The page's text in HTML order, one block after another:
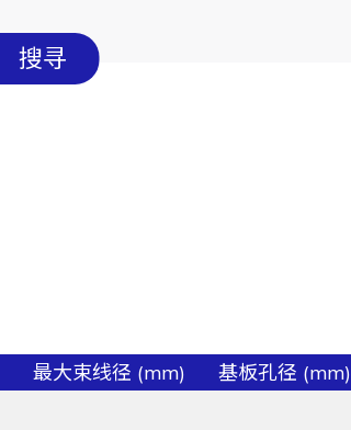
搜寻
最大束线径 (mm) 基板孔径 (mm)